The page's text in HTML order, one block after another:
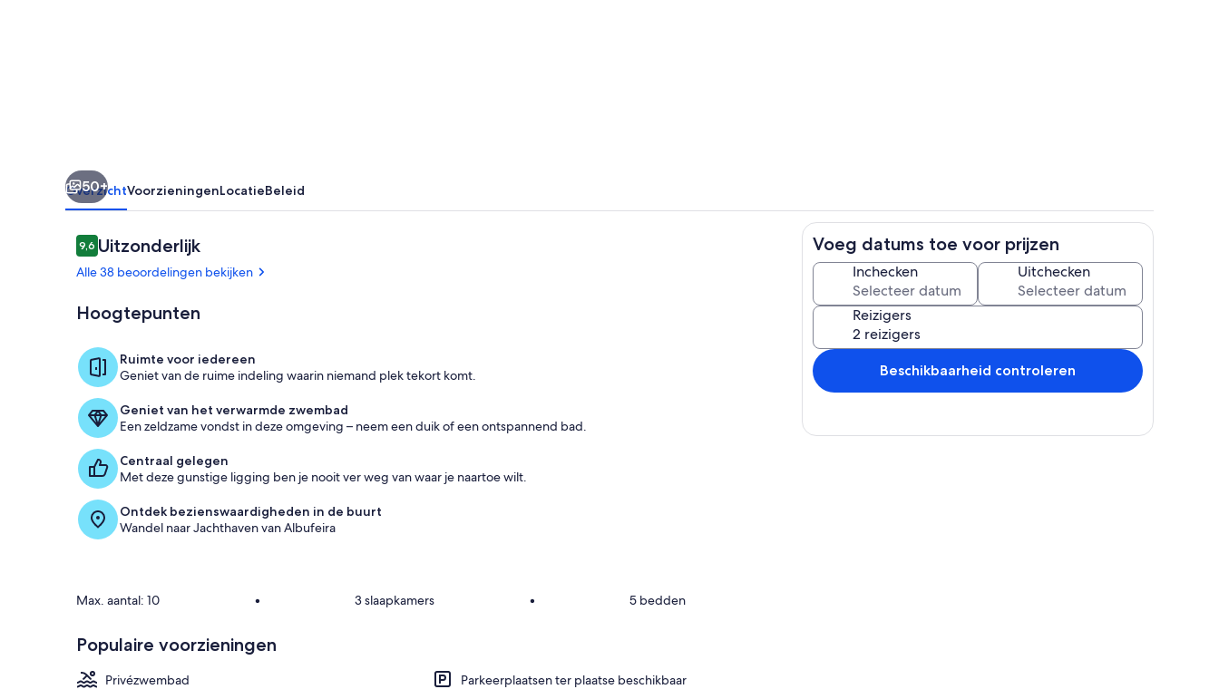
Zwembad
50+
OverzichtVoorzieningenLocatieBeleid
Beoordelingen
9,69,6 op 10 –
Uitzonderlijk
Alle 38 beoordelingen bekijken
Hoogtepunten
Ruimte voor iedereen
Geniet van de ruime indeling waarin niemand plek tekort komt.
Geniet van het verwarmde zwembad
Een zeldzame vondst in deze omgeving – neem een duik of een ontspannend bad.
Centraal gelegen
Met deze gunstige ligging ben je nooit ver weg van waar je naartoe wilt.
Ontdek bezienswaardigheden in de buurt
Wandel naar Jachthaven van Albufeira
Max. aantal: 10 • 3 slaapkamers • 5 bedden
Populaire voorzieningen
Privézwembad
Parkeerplaatsen ter plaatse beschikbaar
Voeg datums toe voor prijzen
Inchecken Uitchecken
Reizigers
Beschikbaarheid controleren